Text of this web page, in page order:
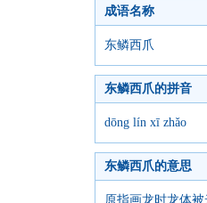
成语名称
东鳞西爪
东鳞西爪的拼音
dōng lín xī zhǎo
东鳞西爪的意思
原指画龙时龙体